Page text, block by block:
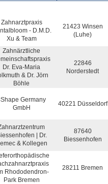
Zahnarztpraxis
- D.M.D.
Xu & Team
21423 Winsen
(Luhe)
Zahnärztliche
Dr. Eva-Maria
& Dr. Jörn
Böhle
22846
Norderstedt
Germany
GmbH
40221 Düsseldorf
| Dr.
& Kollegen
87640
Biessenhofen
Rhododendron-
Park Bremen
28211 Bremen